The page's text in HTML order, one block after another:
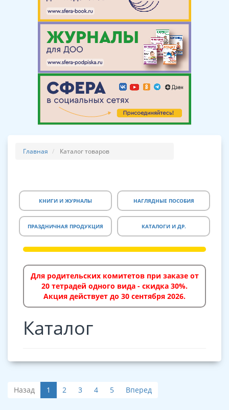
Главная Каталог товаров
КНИГИ И ЖУРНАЛЫ НАГЛЯДНЫЕ ПОСОБИЯ
ПРАЗДНИЧНАЯ ПРОДУКЦИЯ КАТАЛОГИ И ДР.
Для родительских комитетов при заказе от
20 тетрадей одного вида - скидка 30%.
Акция действует до 30 сентября 2026.
Каталог
Назад 1 2 3 4 5 Вперед